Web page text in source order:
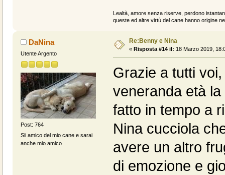
Lealtà, amore senza riserve, perdono
queste ed altre virtù del cane hanno origine
DaNina
Utente Argento
Post: 764
Sii amico del mio cane e sarai
anche mio amico
Re:Benny e Nina
« Risposta #14 il: 18 Marzo 2019,
Grazie a tutti
veneranda età
fatto in tempo a
Nina cucciola
avere un altro
di emozione e